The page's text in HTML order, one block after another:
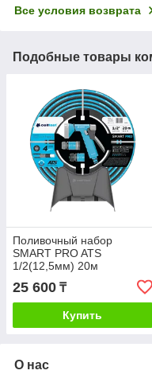
Все условия возврата
Подобные товары
Поливочный набор
SMART PRO ATS
1/2(12,5мм) 20м
+подвеска для шланга |
CELLFAST(Польша)
25 600 ₸
Купить
О нас